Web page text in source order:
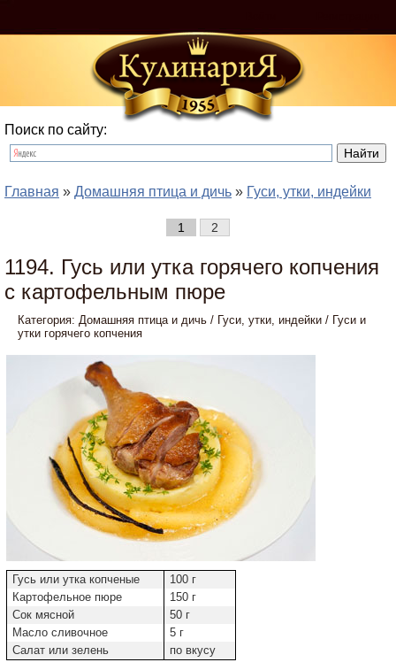
Поиск по сайту:
Главная » Домашняя птица и дичь » Гуси, утки, индейки
1 2
1194. Гусь или утка горячего копчения
с картофельным пюре
Категория: Домашняя птица и дичь / Гуси, утки, индейки / Гуси и
утки горячего копчения
Гусь или утка копченые
100 г
Картофельное пюре
150 г
Сок мясной
50 г
Масло сливочное
5 г
Салат или зелень
по вкусу